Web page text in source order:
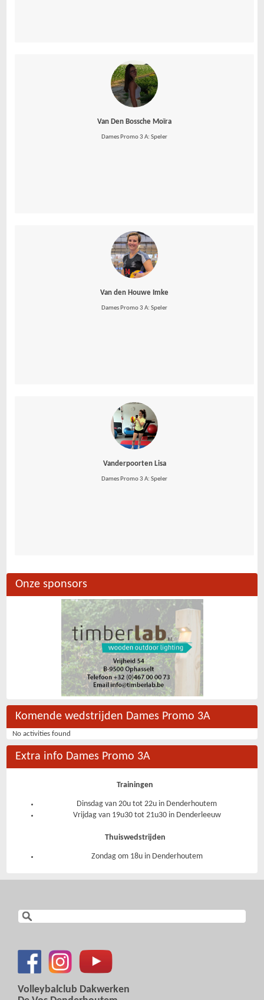
Van Den Bossche Moïra
Dames Promo 3 A: Speler
Van den Houwe Imke
Dames Promo 3 A: Speler
Vanderpoorten Lisa
Dames Promo 3 A: Speler
Onze sponsors
Komende wedstrijden Dames Promo 3A
No activities found
Extra info Dames Promo 3A
Trainingen
Dinsdag van 20u tot 22u in Denderhoutem
Vrijdag van 19u30 tot 21u30 in Denderleeuw
Thuiswedstrijden
Zondag om 18u in Denderhoutem
Volleybalclub Dakwerken